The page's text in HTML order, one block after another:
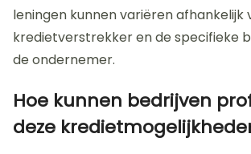
leningen kunnen variëren afhankelijk
kredietverstrekker en de specifieke
de ondernemer.
Hoe kunnen bedrijven
deze